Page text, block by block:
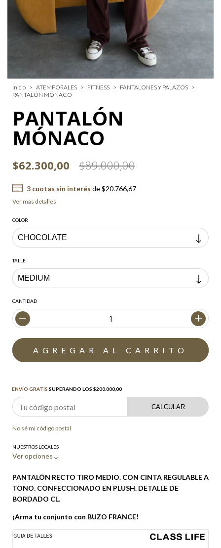
Inicio > ATEMPORALES > FITNESS > PANTALONES Y PALAZOS >
PANTALÓN MÓNACO
PANTALÓN
MÓNACO
$62.300,00 $89.000,00
3cuotas sin interés de$20.766,67
Ver más detalles
COLOR
TALLE
CANTIDAD
ENVÍO GRATIS SUPERANDO LOS $200.000,00
CALCULAR
No sé mi código postal
NUESTROS LOCALES
Ver opciones
PANTALÓN RECTO TIRO MEDIO. CON CINTA REGULABLE A
TONO. CONFECCIONADO EN PLUSH. DETALLE DE
BORDADO CL.
¡Arma tu conjunto con BUZO FRANCE!